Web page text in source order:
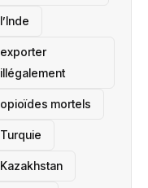
l’Inde
exporter
illégalement
opioïdes mortels
‎Turquie
Kazakhstan